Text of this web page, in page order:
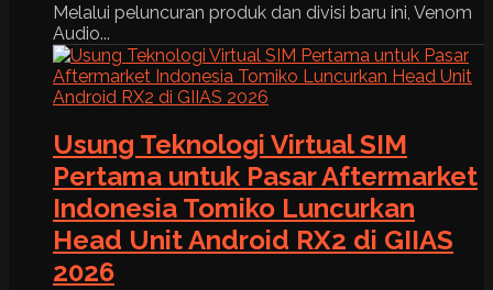
Melalui peluncuran produk dan divisi baru ini, Venom
Audio...
Usung Teknologi Virtual SIM
Pertama untuk Pasar Aftermarket
Indonesia Tomiko Luncurkan
Head Unit Android RX2 di GIIAS
2026